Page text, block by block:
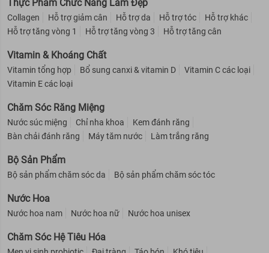
Mặt nạ giúp trắng da Mediheal I.P.I Lightmax Ampoule Mask REX
Làn da đang bị xỉn màu, thâm sạm, thiếu sức sống
Da kém độ săn chắc và đàn hồi.
Mặt nạ giảm thâm mụn Mediheal P.D.F AC Dressing Ampoule
Mask REX
Dành cho da có tuyến nhờn hoạt động mạnh
Mặt nạ chống lão hóa da Mediheal H.P.A Hydrapeel Ampoule
Mask REX
Dành cho mọi loại da
Dành cho da xỉn màu, thâm sạm và thiếu sức sống
Ưu thế nổi bật
Mặt nạ dưỡng ẩm Mediheal N.M.F Aquaring Ampoule Mask REX
Thực Phẩm Chức Năng Làm Đẹp
Collagen Hỗ trợ giảm cân Hỗ trợ da Hỗ trợ tóc
Hỗ trợ khác
Hỗ trợ tăng vòng 1
Hỗ trợ tăng vòng 3 Hỗ trợ tăng cân
Vitamin & Khoáng Chất
Vitamin tổng hợp Bổ sung canxi & vitamin D
Vitamin C các loại
Vitamin E các loại
Chăm Sóc Răng Miệng
Nước súc miệng Chỉ nha khoa
Kem đánh răng
Bàn chải đánh răng
Máy tăm nước Làm trắng răng
Bộ Sản Phẩm
Bộ sản phẩm chăm sóc da Bộ sản phẩm chăm sóc tóc
Nước Hoa
Nước hoa nam Nước hoa nữ Nước hoa unisex
Chăm Sóc Hệ Tiêu Hóa